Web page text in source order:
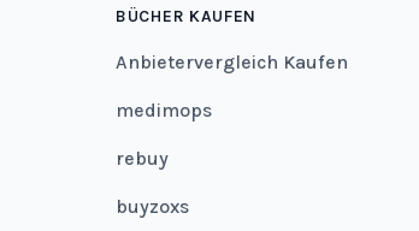
BÜCHER KAUFEN
Anbietervergleich Kaufen
medimops
rebuy
buyzoxs